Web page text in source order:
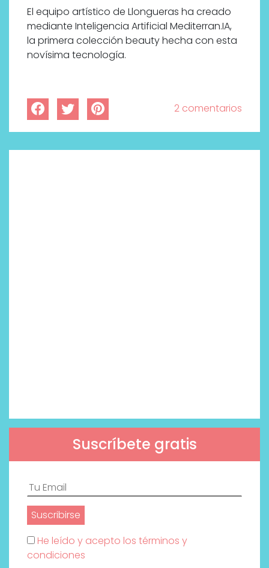
El equipo artístico de Llongueras ha creado
mediante Inteligencia Artificial Mediterran.IA,
la primera colección beauty hecha con esta
novísima tecnología.
2 comentarios
Suscríbete gratis
He leído y acepto los términos y
condiciones